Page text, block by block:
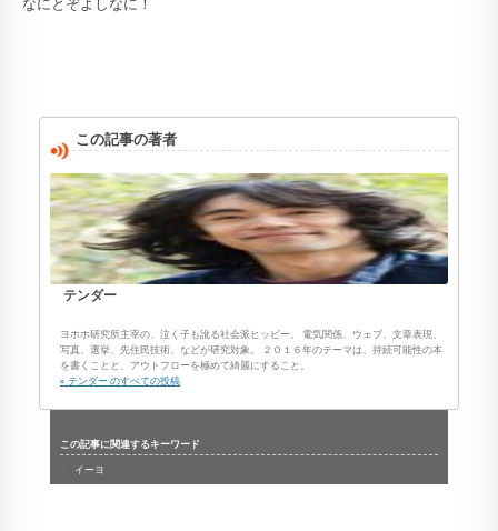
この記事の著者
テンダー
ヨホホ研究所主宰の、泣く子も訛る社会派ヒッピー。 電気関係、ウェブ、文章表現、
写真、選挙、先住民技術、などが研究対象。 ２０１６年のテーマは、持続可能性の本
を書くことと、アウトフローを極めて綺麗にすること。
» テンダー のすべての投稿
この記事に関連するキーワード
イーヨ